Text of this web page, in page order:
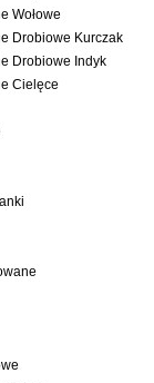
Wołowe
Drobiowe Kurczak
Drobiowe Indyk
Cielęce